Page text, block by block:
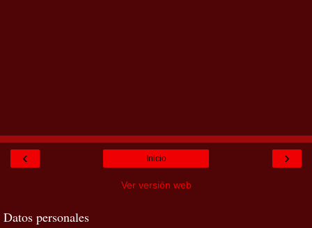
‹ ›
Inicio
Ver versión web
Datos personales